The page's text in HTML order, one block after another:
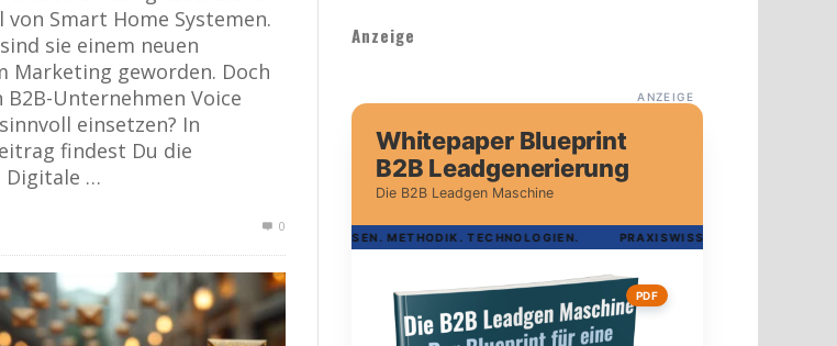
von Smart Home Systemen.
sie einem neuen
Marketing geworden. Doch
B2B-Unternehmen Voice
einsetzen? In
findest Du die
Digitale …
0
Anzeige